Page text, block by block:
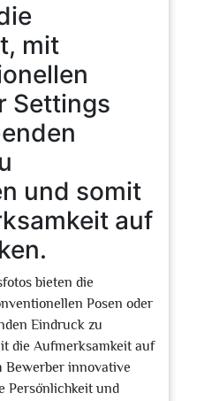
mit
Settings
und somit
auf
bieten die
Posen oder
Eindruck zu
die Aufmerksamkeit auf
Bewerber innovative
Persönlichkeit und